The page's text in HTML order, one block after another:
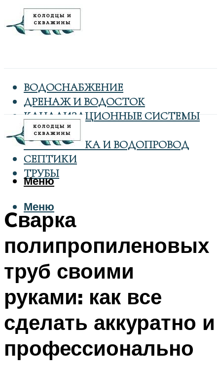
ВОДОСНАБЖЕНИЕ
ДРЕНАЖ И ВОДОСТОК
КАНАЛИЗАЦИОННЫЕ СИСТЕМЫ
КОЛОДЦЫ
САНТЕХНИКА И ВОДОПРОВОД
СЕПТИКИ
ТРУБЫ
Меню
Меню
Cварка
полипропиленовых
труб своими
руками: как все
сделать аккуратно и
профессионально